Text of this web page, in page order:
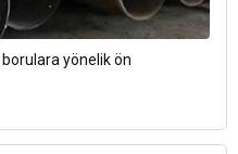
yönelik ön